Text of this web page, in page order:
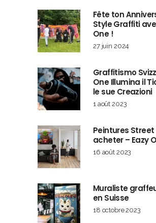
Fête ton
Style Graffiti
One !
27 juin 2024
Graffitismo
One Illumina il
le sue Creazioni
1 août 2023
Peintures Street
acheter – Eazy
16 août 2023
Muraliste
en Suisse
18 octobre 2023